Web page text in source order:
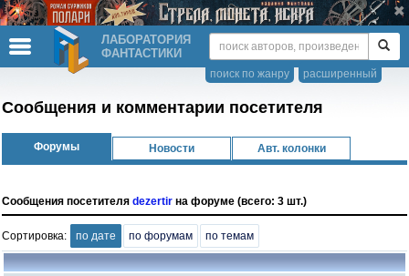
ЛАБОРАТОРИЯ
ФАНТАСТИКИ
расширенный
поиск по жанру
Сообщения и комментарии посетителя
Форумы Новости Авт. колонки
Сообщения посетителя dezertir на форуме (всего: 3 шт.)
Сортировка: по дате по форумам по темам